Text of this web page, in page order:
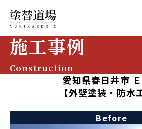
施工事例
Construction
愛知県春日井市
【外壁塗装・防水
Before